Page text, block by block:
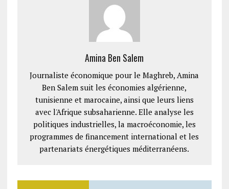
Amina Ben Salem
Journaliste économique pour le Maghreb, Amina
Ben Salem suit les économies algérienne,
tunisienne et marocaine, ainsi que leurs liens
avec l'Afrique subsaharienne. Elle analyse les
politiques industrielles, la macroéconomie, les
programmes de financement international et les
partenariats énergétiques méditerranéens.